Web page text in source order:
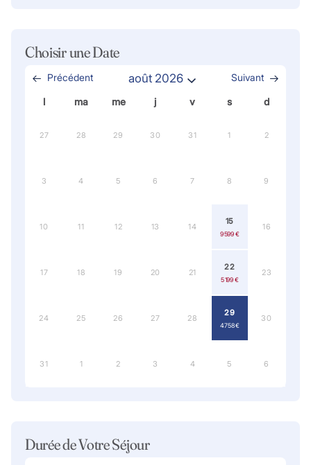
Choisir une Date
Précédent août 2026 Suivant
l ma me j v s d
27 28 29 30 31 1 2
3 4 5 6 7 8 9
10 11 12 13 14
15
9 599 €
16
17 18 19 20 21
22
5 199 €
23
24 25 26 27 28
29
4 758 €
30
31 1 2 3 4 5 6
Durée de Votre Séjour